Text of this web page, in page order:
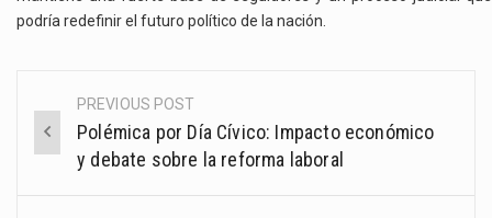
podría redefinir el futuro político de la nación.
Post
navigation
PREVIOUS POST
Polémica por Día Cívico: Impacto económico
y debate sobre la reforma laboral